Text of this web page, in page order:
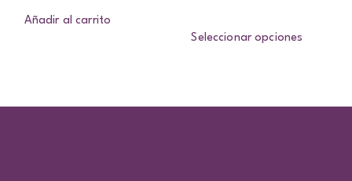
Añadir al carrito
Seleccionar opciones